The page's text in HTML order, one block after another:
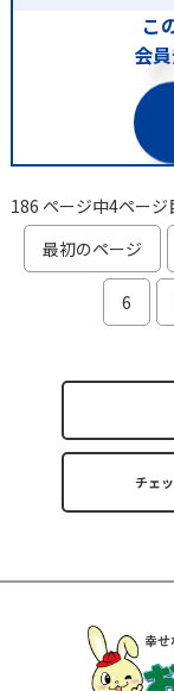
こ
会
186 ページ中4ページ
最初のページ
6